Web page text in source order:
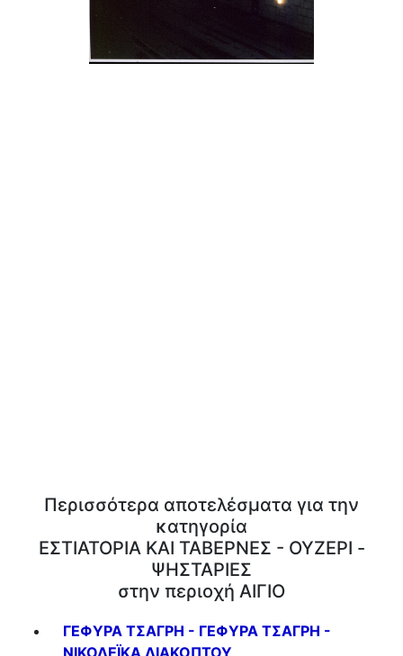
Περισσότερα αποτελέσματα για την
κατηγορία
ΕΣΤΙΑΤΟΡΙΑ ΚΑΙ ΤΑΒΕΡΝΕΣ - ΟΥΖΕΡΙ -
ΨΗΣΤΑΡΙΕΣ
στην περιοχή ΑΙΓΙΟ
ΓΕΦΥΡΑ ΤΣΑΓΡΗ - ΓΕΦΥΡΑ ΤΣΑΓΡΗ -